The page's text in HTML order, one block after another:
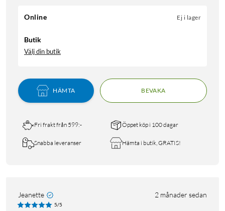
Online Ej i lager
Butik
Välj din butik
HÄMTA BEVAKA
Fri frakt från 599:- Öppet köp i 100 dagar
Snabba leveranser Hämta i butik, GRATIS!
Jeanette 2 månader sedan
5/5